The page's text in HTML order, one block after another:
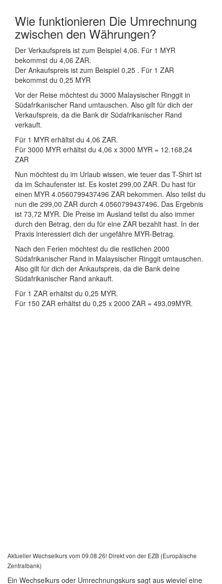
Wie funktionieren Die Umrechnung
zwischen den Währungen?
Der Verkaufspreis ist zum Beispiel 4,06. Für 1 MYR
bekommst du 4,06 ZAR.
Der Ankaufspreis ist zum Beispiel 0,25 . Für 1 ZAR
bekommst du 0,25 MYR
Vor der Reise möchtest du 3000 Malaysischer Ringgit in
Südafrikanischer Rand umtauschen. Also gilt für dich der
Verkaufspreis, da die Bank dir Südafrikanischer Rand
verkauft.
Für 1 MYR erhältst du 4,06 ZAR.
Für 3000 MYR erhältst du 4,06 x 3000 MYR = 12.168,24
ZAR
Nun möchtest du im Urlaub wissen, wie teuer das T-Shirt ist
da im Schaufenster ist. Es kostet 299,00 ZAR. Du hast für
einen MYR 4.0560799437496 ZAR bekommen. Also teilst du
nun die 299,00 ZAR durch 4.0560799437496. Das Ergebnis
ist 73,72 MYR. Die Preise im Ausland teilst du also immer
durch den Betrag, den du für eine ZAR bezahlt hast. In der
Praxis interessiert dich der ungefähre MYR-Betrag.
Nach den Ferien möchtest du die restlichen 2000
Südafrikanischer Rand in Malaysischer Ringgit umtauschen.
Also gilt für dich der Ankaufspreis, da die Bank deine
Südafrikanischer Rand ankauft.
Für 1 ZAR erhältst du 0,25 MYR.
Für 150 ZAR erhältst du 0,25 x 2000 ZAR = 493,09MYR.
Aktueller Wechselkurs vom 09.08.26! Direkt von der EZB (Europäische
Zentralbank)
Ein Wechselkurs oder Umrechnungskurs sagt aus wieviel eine